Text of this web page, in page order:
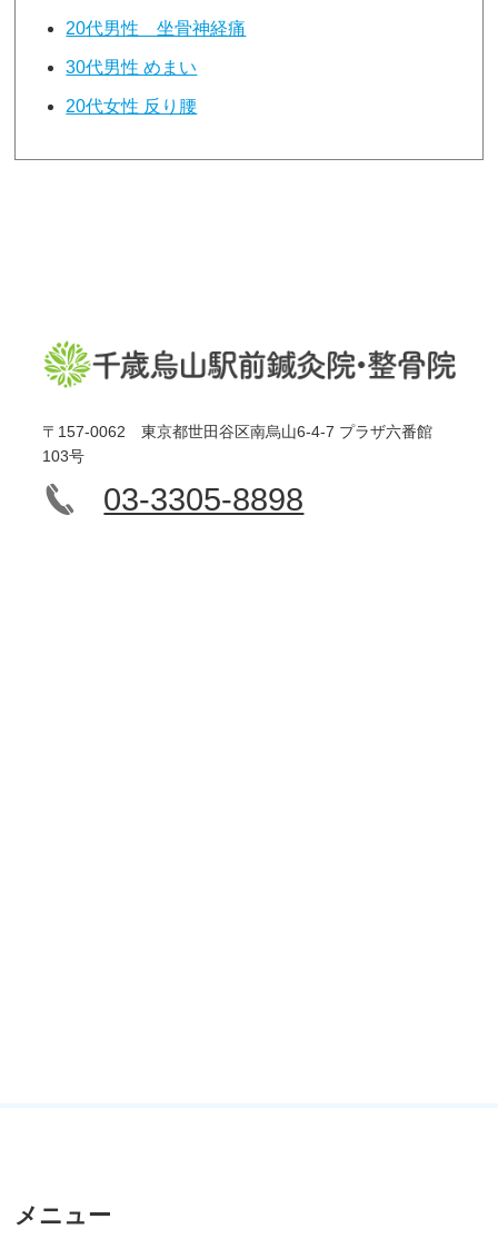
20代男性 坐骨神経痛
30代男性 めまい
20代女性 反り腰
〒157-0062 東京都世田谷区南烏山6-4-7 プラザ六番館
103号
03-3305-8898
メニュー